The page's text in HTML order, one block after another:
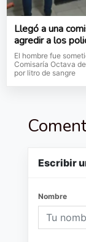
Llegó a una
agredir a los
El hombre fue
Comisaría Octava
por litro de sangre
Escribir
Nombre